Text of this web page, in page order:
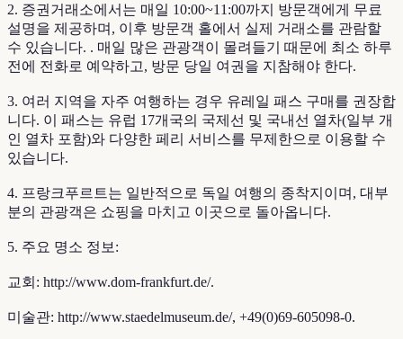
2. 증권거래소에서는 매일 10:00~11:00까지 방문객에게 무료
설명을 제공하며, 이후 방문객 홀에서 실제 거래소를 관람할
수 있습니다. . 매일 많은 관광객이 몰려들기 때문에 최소 하루
전에 전화로 예약하고, 방문 당일 여권을 지참해야 한다.
3. 여러 지역을 자주 여행하는 경우 유레일 패스 구매를 권장합
니다. 이 패스는 유럽 17개국의 국제선 및 국내선 열차(일부 개
인 열차 포함)와 다양한 페리 서비스를 무제한으로 이용할 수
있습니다.
4. 프랑크푸르트는 일반적으로 독일 여행의 종착지이며, 대부
분의 관광객은 쇼핑을 마치고 이곳으로 돌아옵니다.
5. 주요 명소 정보:
교회: http://www.dom-frankfurt.de/.
미술관: http://www.staedelmuseum.de/, +49(0)69-605098-0.